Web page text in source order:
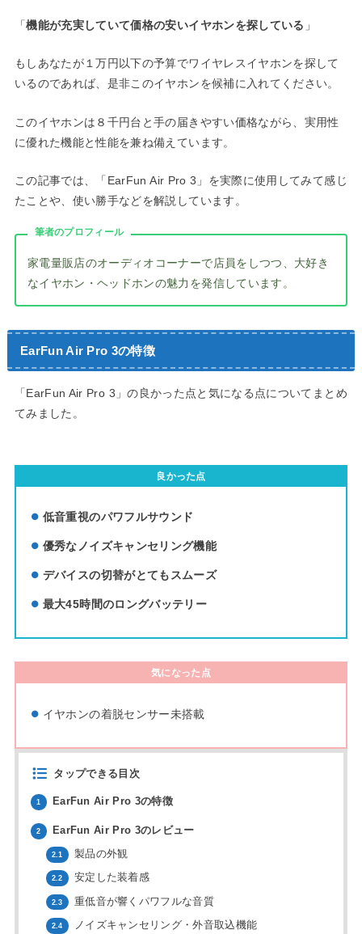
「機能が充実していて価格の安いイヤホンを探している 」
もしあなたが１万円以下の予算でワイヤレスイヤホンを探して
いるのであれば、是非このイヤホンを候補に入れてください。
このイヤホンは８千円台と手の届きやすい価格ながら、実用性
に優れた機能と性能を兼ね備えています。
この記事では、「EarFun Air Pro 3」を実際に使用してみて感じ
たことや、使い勝手などを解説しています。
筆者のプロフィール
家電量販店のオーディオコーナーで店員をしつつ、大好き
なイヤホン・ヘッドホンの魅力を発信しています。
EarFun Air Pro 3の特徴
「EarFun Air Pro 3」の良かった点と気になる点についてまとめ
てみました。
良かった点
低音重視のパワフルサウンド
優秀なノイズキャンセリング機能
デバイスの切替がとてもスムーズ
最大45時間のロングバッテリー
気になった点
イヤホンの着脱センサー未搭載
タップできる目次
1 EarFun Air Pro 3の特徴
2 EarFun Air Pro 3のレビュー
2.1 製品の外観
2.2 安定した装着感
2.3 重低音が響くパワフルな音質
2.4 ノイズキャンセリング・外音取込機能